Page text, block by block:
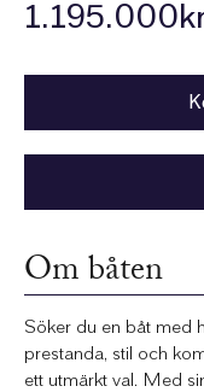
Om båten
Söker du en båt med
prestanda, stil och
ett utmärkt val. Med